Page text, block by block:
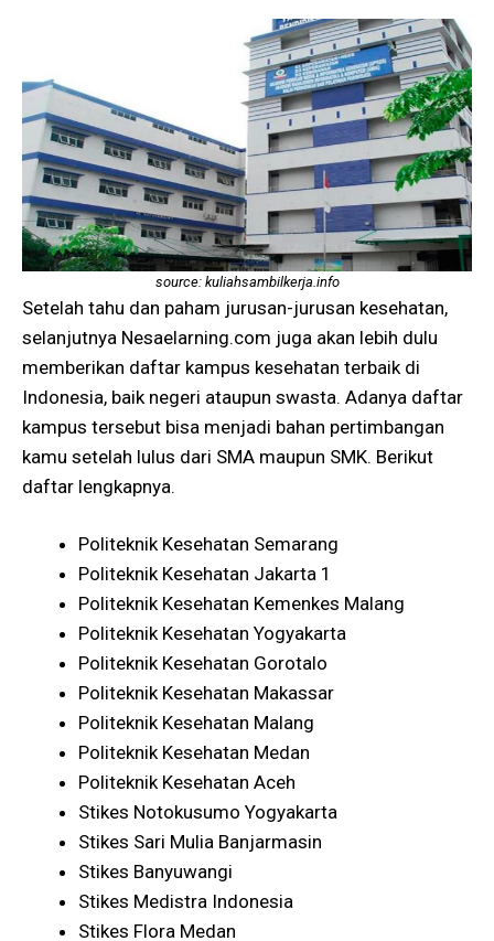
source: kuliahsambilkerja.info
Setelah tahu dan paham jurusan-jurusan kesehatan,
selanjutnya Nesaelarning.com juga akan lebih dulu
memberikan daftar kampus kesehatan terbaik di
Indonesia, baik negeri ataupun swasta. Adanya daftar
kampus tersebut bisa menjadi bahan pertimbangan
kamu setelah lulus dari SMA maupun SMK. Berikut
daftar lengkapnya.
Politeknik Kesehatan Semarang
Politeknik Kesehatan Jakarta 1
Politeknik Kesehatan Kemenkes Malang
Politeknik Kesehatan Yogyakarta
Politeknik Kesehatan Gorotalo
Politeknik Kesehatan Makassar
Politeknik Kesehatan Malang
Politeknik Kesehatan Medan
Politeknik Kesehatan Aceh
Stikes Notokusumo Yogyakarta
Stikes Sari Mulia Banjarmasin
Stikes Banyuwangi
Stikes Medistra Indonesia
Stikes Flora Medan